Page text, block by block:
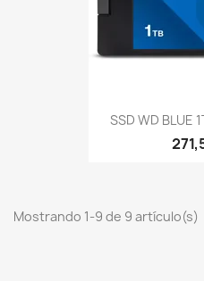
SSD WD BLUE
Mostrando 1-9 de 9 artículo(s)